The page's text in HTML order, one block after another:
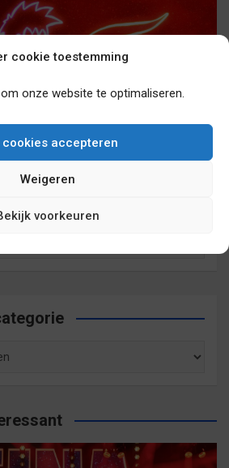
cookie toestemming
onze website te optimaliseren.
cookies accepteren
Weigeren
voorkeuren
Prins’ gaat in Nederland
sebasv17